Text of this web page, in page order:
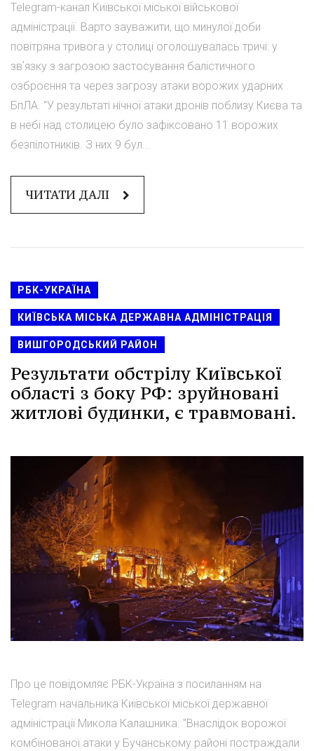
Telegram-канал Київської міської військової
адміністрації. Варто зауважити, що минулої доби
повітряна тривога у столиці оголошувалась тричі: у
звʼязку з загрозою застосування балістичного
озброєння та через загрозу атаки ворожих ударних
БпЛА. "У результаті нічної атаки дронів поблизу Києва та
в небі над столицею було зафіксовано 11 ворожих
безпілотників. З них 9 бул...
ЧИТАТИ ДАЛІ
РБК-УКРАЇНА
КИЇВСЬКА МІСЬКА ДЕРЖАВНА АДМІНІСТРАЦІЯ
ВИШГОРОДСЬКИЙ РАЙОН
Результати обстрілу Київської
області з боку РФ: зруйновані
житлові будинки, є травмовані.
Про це повідомляє РБК-Україна з посиланням на
Telegram начальника Київської міської державної
адміністрації Микола Калашника. "Внаслідок ворожої
комбінованої атаки у Бучанському районі постраждали